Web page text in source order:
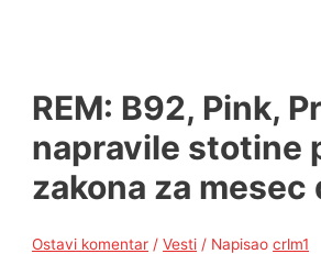
REM: B92, Pink,
napravile stotine
zakona za mesec
Ostavi komentar /Vesti / Napisao crlm1